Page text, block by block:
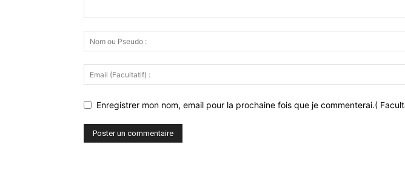
Enregistrer mon nom, email pour la prochaine fois que je commenterai.(